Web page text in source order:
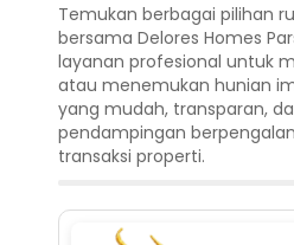
Temukan berbagai pilihan
bersama Delores Homes
layanan profesional untuk
atau menemukan hunian
yang mudah, transparan,
pendampingan
transaksi properti.